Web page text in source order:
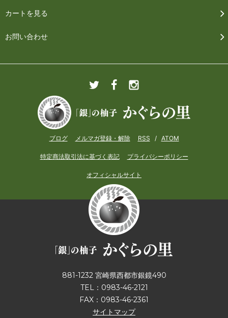
カートを見る
お問い合わせ
ブログ メルマガ登録・解除 RSS / ATOM
特定商法取引法に基づく表記 プライバシーポリシー
オフィシャルサイト
881-1232 宮崎県西都市銀鏡490
TEL：0983-46-2121
FAX：0983-46-2361
サイトマップ